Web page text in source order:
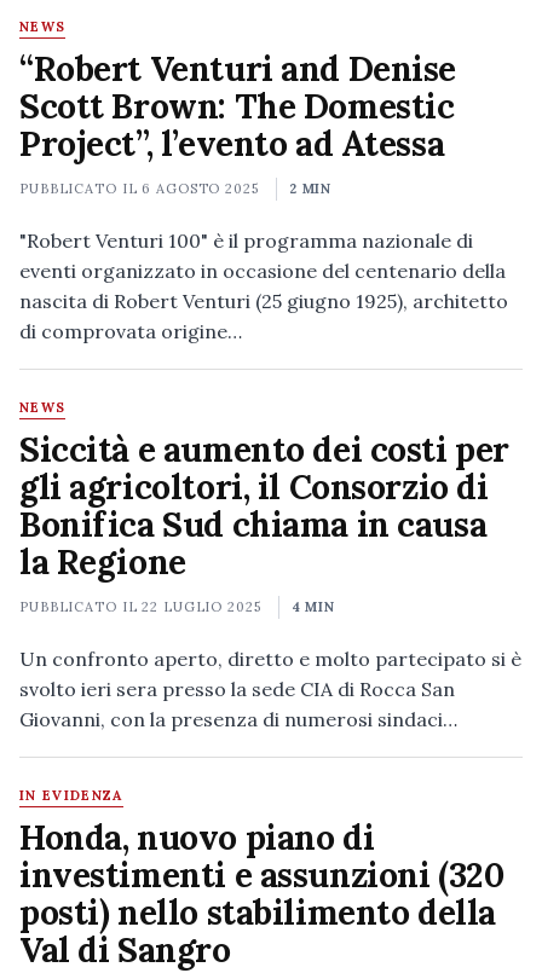
NEWS
“Robert Venturi and Denise
Scott Brown: The Domestic
Project”, l’evento ad Atessa
PUBBLICATO IL 6 AGOSTO 2025 2 MIN
"Robert Venturi 100" è il programma nazionale di
eventi organizzato in occasione del centenario della
nascita di Robert Venturi (25 giugno 1925), architetto
di comprovata origine…
NEWS
Siccità e aumento dei costi per
gli agricoltori, il Consorzio di
Bonifica Sud chiama in causa
la Regione
PUBBLICATO IL22 LUGLIO 2025 4 MIN
Un confronto aperto, diretto e molto partecipato si è
svolto ieri sera presso la sede CIA di Rocca San
Giovanni, con la presenza di numerosi sindaci…
IN EVIDENZA
Honda, nuovo piano di
investimenti e assunzioni (320
posti) nello stabilimento della
Val di Sangro